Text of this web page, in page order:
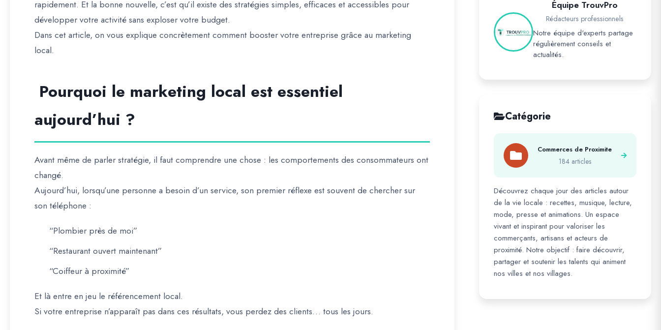
rapidement. Et la bonne nouvelle, c’est qu’il existe des stratégies simples, efficaces et accessibles pour
développer votre activité sans exploser votre budget.
Dans cet article, on vous explique concrètement comment booster votre entreprise grâce au marketing
local.
Pourquoi le marketing local est essentiel
aujourd’hui ?
Avant même de parler stratégie, il faut comprendre une chose : les comportements des consommateurs ont
changé.
Aujourd’hui, lorsqu’une personne a besoin d’un service, son premier réflexe est souvent de chercher sur
son téléphone :
“Plombier près de moi”
“Restaurant ouvert maintenant”
“Coiffeur à proximité”
Et là entre en jeu le référencement local.
Si votre entreprise n’apparaît pas dans ces résultats, vous perdez des clients… tous les jours.
Équipe TrouvPro
Rédacteurs professionnels
Notre équipe d'experts partage
régulièrement conseils et
actualités.
Catégorie
Commerces de Proximite
184 articles
Découvrez chaque jour des articles autour
de la vie locale : recettes, musique, lecture,
mode, presse et animations. Un espace
vivant et inspirant pour valoriser les
commerçants, artisans et acteurs de
proximité. Notre objectif : faire découvrir,
partager et soutenir les talents qui animent
nos villes et nos villages.